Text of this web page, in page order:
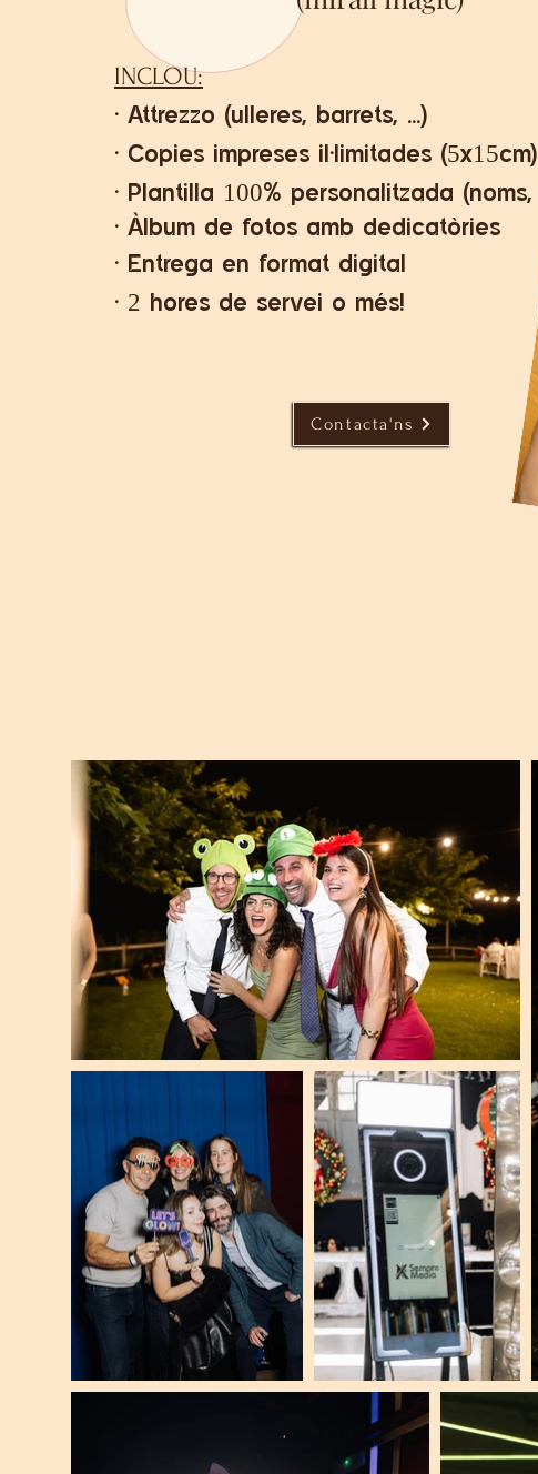
INCLOU:
· Attrezzo (ulleres, barrets, ...)
· Copies impreses il·limitades (5x15cm)
· Plantilla 100% personalitzada (noms,
· Àlbum de fotos amb dedicatòries
· Entrega en format digital
· 2 hores de servei o més!
Contacta'ns